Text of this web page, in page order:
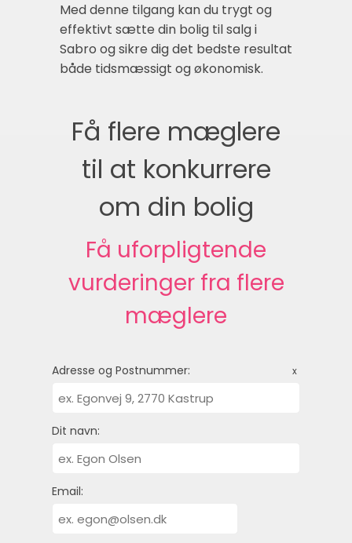
Med denne tilgang kan du trygt og
effektivt sætte din bolig til salg i
Sabro og sikre dig det bedste resultat
både tidsmæssigt og økonomisk.
Få flere mæglere
til at konkurrere
om din bolig
Få uforpligtende
vurderinger fra flere
mæglere
Adresse og Postnummer: x
Dit navn:
Email: